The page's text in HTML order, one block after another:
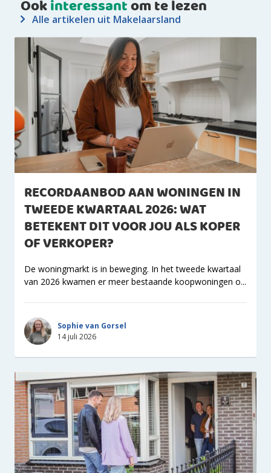
Ookinteressantom te lezen
Alle artikelen uit Makelaarsland
RECORDAANBOD AAN WONINGEN IN
TWEEDE KWARTAAL 2026: WAT
BETEKENT DIT VOOR JOU ALS KOPER
OF VERKOPER?
De woningmarkt is in beweging. In het tweede kwartaal
van 2026 kwamen er meer bestaande koopwoningen o...
Sophie van Gorsel
14 juli 2026